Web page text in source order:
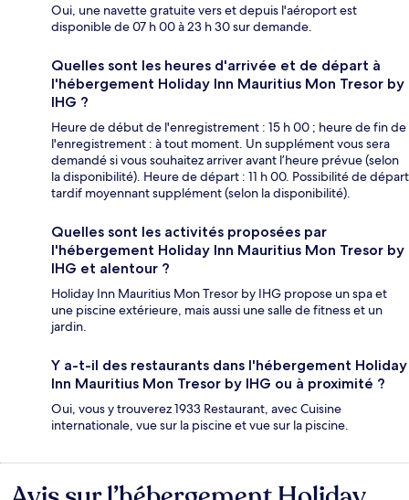
Oui, une navette gratuite vers et depuis l'aéroport est
disponible de 07 h 00 à 23 h 30 sur demande.
Quelles sont les heures d'arrivée et de départ à
l'hébergement Holiday Inn Mauritius Mon Tresor by
IHG ?
Heure de début de l'enregistrement : 15 h 00 ; heure de fin de
l'enregistrement : à tout moment. Un supplément vous sera
demandé si vous souhaitez arriver avant l’heure prévue (selon
la disponibilité). Heure de départ : 11 h 00. Possibilité de départ
tardif moyennant supplément (selon la disponibilité).
Quelles sont les activités proposées par
l'hébergement Holiday Inn Mauritius Mon Tresor by
IHG et alentour ?
Holiday Inn Mauritius Mon Tresor by IHG propose un spa et
une piscine extérieure, mais aussi une salle de fitness et un
jardin.
Y a-t-il des restaurants dans l'hébergement Holiday
Inn Mauritius Mon Tresor by IHG ou à proximité ?
Oui, vous y trouverez 1933 Restaurant, avec Cuisine
internationale, vue sur la piscine et vue sur la piscine.
Avis